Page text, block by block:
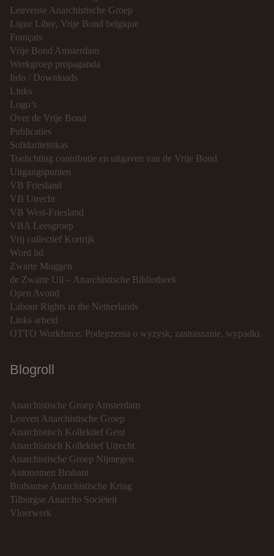
Leuvense Anarchistische Groep
Ligue Libre, Vrije Bond belgique
Français
Vrije Bond Amsterdam
Werkgroep propaganda
Info / Downloads
Links
Logo’s
Over de Vrije Bond
Publicaties
Solidariteitskas
Toelichting contributie en uitgaven van de Vrije Bond
Uitgangspunten
VB Friesland
VB Utrecht
VB West-Friesland
VBA Leesgroep
Vrij collectief Kortrijk
Word lid
Zwarte Muggen
de Zwarte Uil – Anarchistische Bibliotheek
Open Avond
Labour Rights in the Netherlands
Links arbeid
OTTO Workforce. Podejrzenia o wyzysk, zastraszanie, wypadki.
Blogroll
Anarchistische Groep Amsterdam
Leuven Anarchistische Groep
Anarchistisch Kollektief Gent
Anarchistisch Kollektief Utrecht
Anarchistische Groep Nijmegen
Autonomen Brabant
Brabantse Anarchistische Kring
Tilburgse Anarcho Sociëteit
Vloerwerk